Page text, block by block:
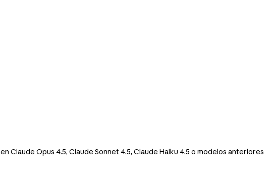
en Claude Opus 4.5, Claude Sonnet 4.5, Claude Haiku 4.5 o modelos anteriores